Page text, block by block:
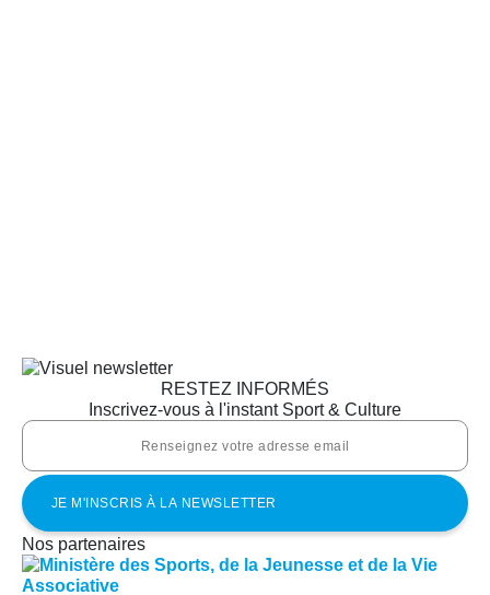
RESTEZ INFORMÉS
Inscrivez-vous à l'instant Sport & Culture
Nos partenaires